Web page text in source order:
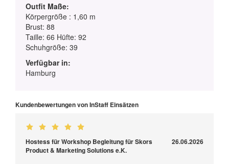
Outfit Maße:
Körpergröße : 1,60 m
Brust: 88
Taille: 66 Hüfte: 92
Schuhgröße: 39
Verfügbar in:
Hamburg
Kundenbewertungen von InStaff Einsätzen
Hostess für Workshop Begleitung für Skors
Product & Marketing Solutions e.K.
26.06.2026